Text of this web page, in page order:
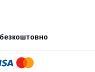
безкоштовно